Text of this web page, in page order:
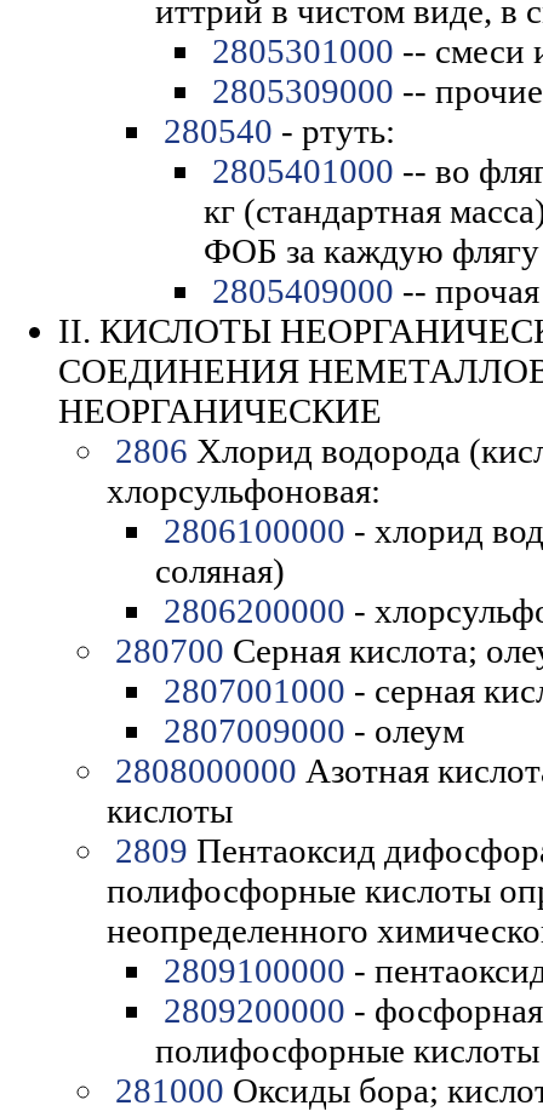
иттрий в чистом виде, в
2805301000 -- смеси
2805309000 -- прочие
280540 - ртуть:
2805401000 -- во
кг (стандартная
ФОБ за каждую флягу
2805409000 -- прочая
II. КИСЛОТЫ
СОЕДИНЕНИЯ
НЕОРГАНИЧЕСКИЕ
2806 Хлорид водорода
хлорсульфоновая:
2806100000 - хлорид
соляная)
2806200000 -
280700 Серная кислота;
2807001000 - серная
2807009000 - олеум
2808000000 Азотная
кислоты
2809 Пентаоксид
полифосфорные кислоты
неопределенного
2809100000 -
2809200000 -
полифосфорные
281000 Оксиды бора;